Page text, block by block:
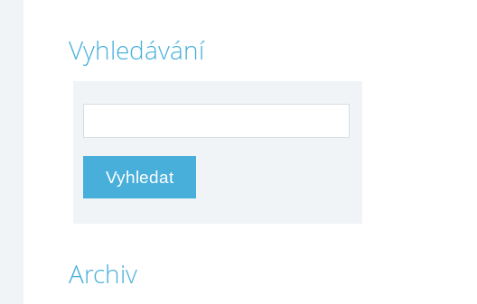
Vyhledávání
Archiv